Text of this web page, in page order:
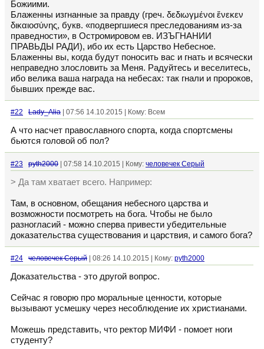
Божиими.
Блаженны изгнанные за правду (греч. δεδιωγμένοι ἕνεκεν
δικαιοσύνης, букв. «подвергшиеся преследованиям из-за
праведности», в Остромировом ев. ИЗЪГНАНИИ
ПРАВЬДЫ РАДИ), ибо их есть Царство Небесное.
Блаженны вы, когда будут поносить вас и гнать и всячески
неправедно злословить за Меня. Радуйтесь и веселитесь,
ибо велика ваша награда на небесах: так гнали и пророков,
бывших прежде вас.
#22 Lady_Alia | 07:56 14.10.2015 | Кому: Всем
А что насчет православного спорта, когда спортсмены
бьются головой об пол?
#23 pyth2000 | 07:58 14.10.2015 | Кому: человечек Серый
> Да там хватает всего. Например:
Там, в основном, обещания небесного царства и
возможности посмотреть на бога. Чтобы не было
разногласий - можно сперва привести убедительные
доказательства существования и царствия, и самого бога?
#24 человечек Серый | 08:26 14.10.2015 | Кому: pyth2000
Доказательства - это другой вопрос.
Сейчас я говорю про моральные ценности, которые
вызывают усмешку через несоблюдение их христианами.
Можешь представить, что ректор МИФИ - помоет ноги
студенту?